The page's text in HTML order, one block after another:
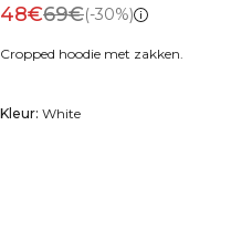
48€69€(-30%)
Cropped hoodie met zakken.
Kleur: White